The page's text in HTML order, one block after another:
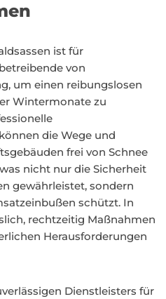
ist für
von
um einen reibungslosen
Wintermonate zu
die Wege und
frei von Schnee
nicht nur die Sicherheit
gewährleistet, sondern
schützt. In
rechtzeitig Maßnahmen
Herausforderungen
Dienstleisters für